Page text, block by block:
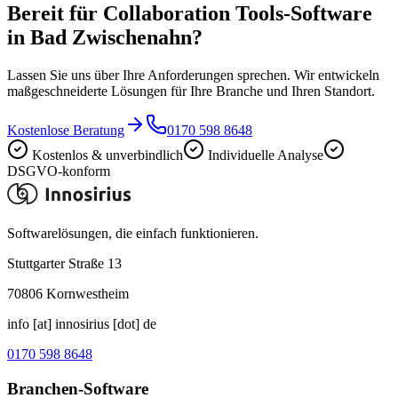
Bereit für Collaboration Tools-Software
in Bad Zwischenahn?
Lassen Sie uns über Ihre Anforderungen sprechen. Wir entwickeln
maßgeschneiderte Lösungen für Ihre Branche und Ihren Standort.
Kostenlose Beratung
0170 598 8648
Kostenlos & unverbindlich
Individuelle Analyse
DSGVO-konform
Softwarelösungen, die einfach funktionieren.
Stuttgarter Straße 13
70806 Kornwestheim
info [at] innosirius [dot] de
0170 598 8648
Branchen-Software